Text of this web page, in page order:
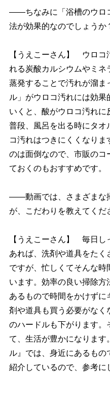
――ちなみに「浴槽のウロ
法が効果的なのでしょうか
【うえこーさん】 ウロコ
れる炭酸カルシウムやミ
蒸発することで汚れが溜ま
ル」がウロコ汚れには効
いくと、酸がウロコ汚れに
普段、風呂を出る時にタオ
コ汚れはつきにくくなりま
のは面倒なので、市販のコ
ておくのもおすすめです。
――動画では、さまざまな
が、こだわりを教えてくだ
【うえこーさん】 毎日し
あれば、洗剤や道具をたく
ですが、忙しくてそんな
います。効率の良い掃除方
あるもので時間をかけず
剤や道具も買う必要がなく
のハードルも下がります。
て、生活が豊かになります
ル』では、身近にあるも
紹介しているので、参考に